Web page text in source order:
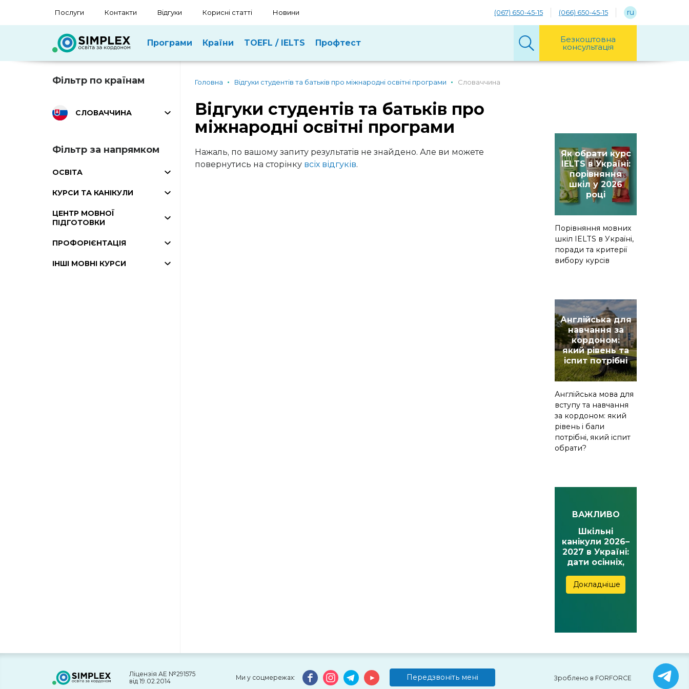
Послуги Контакти Відгуки Корисні статті Новини (067) 650-45-15 (066) 650-45-15 ru
Програми Країни TOEFL / IELTS Профтест Безкоштовна
консультація
Фільтр по країнам
СЛОВАЧЧИНА
Фільтр за напрямком
ОСВІТА
КУРСИ ТА КАНІКУЛИ
ЦЕНТР МОВНОЇ
ПІДГОТОВКИ
ПРОФОРІЄНТАЦІЯ
ІНШІ МОВНІ КУРСИ
Головна Відгуки студентів та батьків про міжнародні освітні програми Словаччина
Відгуки студентів та батьків про
міжнародні освітні програми
Нажаль, по вашому запиту результатів не знайдено. Але ви можете
повернутись на сторінку всіх відгуків.
Як обрати курс
IELTS в Україні:
порівняння
шкіл у 2026
році
Порівняння мовних
шкіл IELTS в Україні,
поради та критерії
вибору курсів
Англійська для
навчання за
кордоном:
який рівень та
іспит потрібні
Англійська мова для
вступу та навчання
за кордоном: який
рівень і бали
потрібні, який іспит
обрати?
ВАЖЛИВО
Шкільні
канікули 2026–
2027 в Україні:
дати осінніх,
весняних та
літніх канікул
Докладніше
Ліцензія АЕ №291575
від 19.02.2014
Передзвоніть мені
Ми у соцмережах: Зроблено в FORFORCE